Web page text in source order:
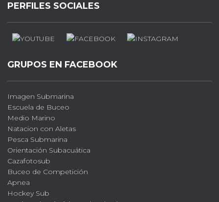
PERFILES SOCIALES
GRUPOS EN FACEBOOK
Imagen Submarina
Escuela de Buceo
Medio Marino
Natacion con Aletas
Pesca Submarina
Orientación Subacuática
Cazafotosub
Buceo de Competición
Apnea
Hockey Sub